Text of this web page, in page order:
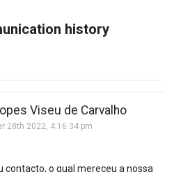
history
Viseu de Carvalho
28th 2022, 4:16:34 pm
contacto, o qual mereceu a nossa